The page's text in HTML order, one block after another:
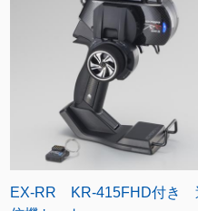
EX-RR KR-415FHD付き